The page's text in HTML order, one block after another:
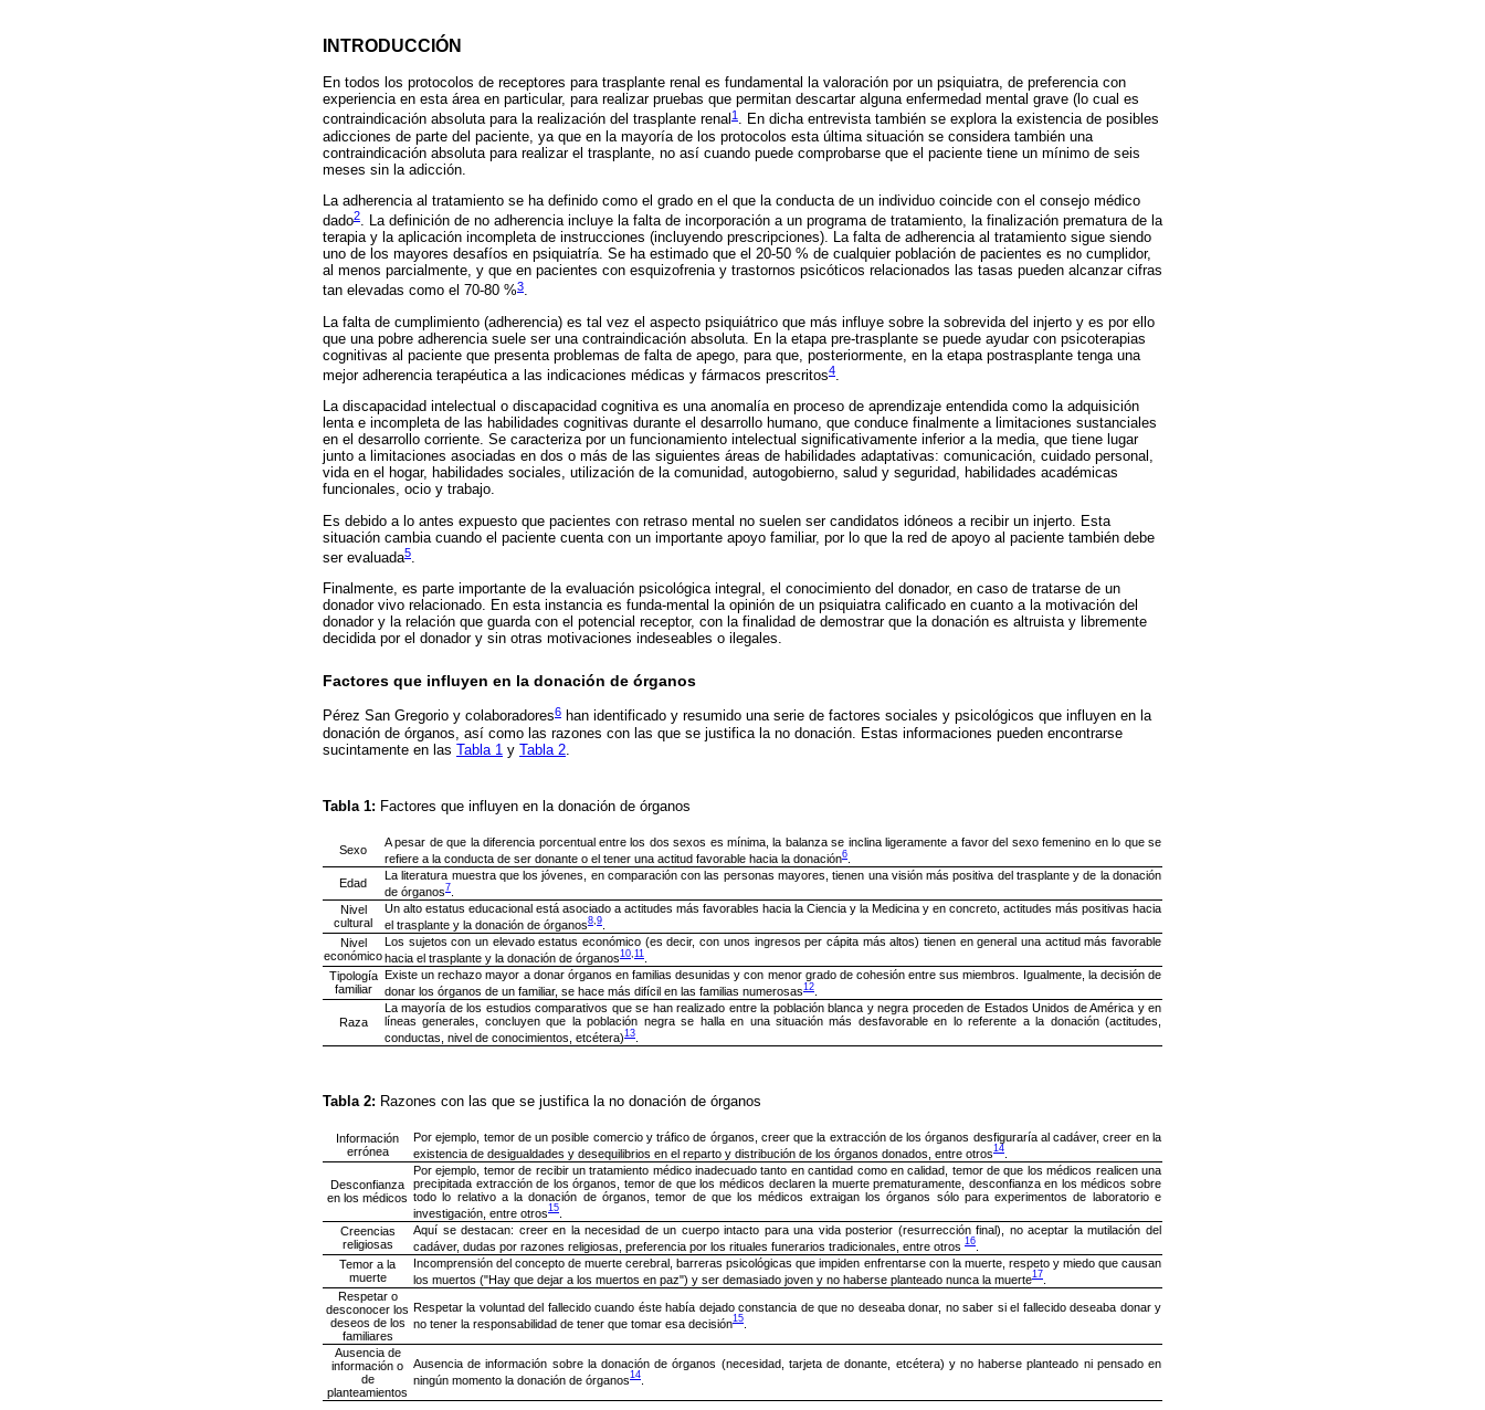
INTRODUCCIÓN
En todos los protocolos de receptores para trasplante renal es fundamental la valoración por un psiquiatra, de preferencia con
experiencia en esta área en particular, para realizar pruebas que permitan descartar alguna enfermedad mental grave (lo cual es
contraindicación absoluta para la realización del trasplante renal 1 . En dicha entrevista también se explora la existencia de posibles
adicciones de parte del paciente, ya que en la mayoría de los protocolos esta última situación se considera también una
contraindicación absoluta para realizar el trasplante, no así cuando puede comprobarse que el paciente tiene un mínimo de seis
meses sin la adicción.
La adherencia al tratamiento se ha definido como el grado en el que la conducta de un individuo coincide con el consejo médico
dado2. La definición de no adherencia incluye la falta de incorporación a un programa de tratamiento, la finalización prematura de la
terapia y la aplicación incompleta de instrucciones (incluyendo prescripciones). La falta de adherencia al tratamiento sigue siendo
uno de los mayores desafíos en psiquiatría. Se ha estimado que el 20-50 % de cualquier población de pacientes es no cumplidor,
al menos parcialmente, y que en pacientes con esquizofrenia y trastornos psicóticos relacionados las tasas pueden alcanzar cifras
tan elevadas como el 70-80 %3.
La falta de cumplimiento (adherencia) es tal vez el aspecto psiquiátrico que más influye sobre la sobrevida del injerto y es por ello
que una pobre adherencia suele ser una contraindicación absoluta. En la etapa pre-trasplante se puede ayudar con psicoterapias
cognitivas al paciente que presenta problemas de falta de apego, para que, posteriormente, en la etapa postrasplante tenga una
mejor adherencia terapéutica a las indicaciones médicas y fármacos prescritos4.
La discapacidad intelectual o discapacidad cognitiva es una anomalía en proceso de aprendizaje entendida como la adquisición
lenta e incompleta de las habilidades cognitivas durante el desarrollo humano, que conduce finalmente a limitaciones sustanciales
en el desarrollo corriente. Se caracteriza por un funcionamiento intelectual significativamente inferior a la media, que tiene lugar
junto a limitaciones asociadas en dos o más de las siguientes áreas de habilidades adaptativas: comunicación, cuidado personal,
vida en el hogar, habilidades sociales, utilización de la comunidad, autogobierno, salud y seguridad, habilidades académicas
funcionales, ocio y trabajo.
Es debido a lo antes expuesto que pacientes con retraso mental no suelen ser candidatos idóneos a recibir un injerto. Esta
situación cambia cuando el paciente cuenta con un importante apoyo familiar, por lo que la red de apoyo al paciente también debe
ser evaluada5
Finalmente, es parte importante de la evaluación psicológica integral, el conocimiento del donador, en caso de tratarse de un
donador vivo relacionado. En esta instancia es funda-mental la opinión de un psiquiatra calificado en cuanto a la motivación del
donador y la relación que guarda con el potencial receptor, con la finalidad de demostrar que la donación es altruista y libremente
decidida por el donador y sin otras motivaciones indeseables o ilegales.
Factores que influyen en la donación de órganos
Pérez San Gregorio y colaboradores6 han identificado y resumido una serie de factores sociales y psicológicos que influyen en la
donación de órganos, así como las razones con las que se justifica la no donación. Estas informaciones pueden encontrarse
sucintamente en las Tabla 1 y Tabla 2
Tabla 1: Factores que influyen en la donación de órganos
Sexo
A pesar de que la diferencia porcentual entre los dos sexos es mínima, la balanza se inclina ligeramente a favor del sexo femenino en lo que se
refiere a la conducta de ser donante o el tener una actitud favorable hacia la donación6
Edad
La literatura muestra que los jóvenes, en comparación con las personas mayores, tienen una visión más positiva del trasplante y de la donación
de órganos7
Nivel
cultural
Un alto estatus educacional está asociado a actitudes más favorables hacia la Ciencia y la Medicina y en concreto, actitudes más positivas hacia
el trasplante y la donación de órganos8,9
Nivel
económico
Los sujetos con un elevado estatus económico (es decir, con unos ingresos per cápita más altos) tienen en general una actitud más favorable
hacia el trasplante y la donación de órganos10,11
Tipología
familiar
Existe un rechazo mayor a donar órganos en familias desunidas y con menor grado de cohesión entre sus miembros. Igualmente, la decisión de
donar los órganos de un familiar, se hace más difícil en las familias numerosas12
Raza
La mayoría de los estudios comparativos que se han realizado entre la población blanca y negra proceden de Estados Unidos de América y en
líneas generales, concluyen que la población negra se halla en una situación más desfavorable en lo referente a la donación (actitudes,
conductas, nivel de conocimientos, etcétera)13
Tabla 2: Razones con las que se justifica la no donación de órganos
Información
errónea
Por ejemplo, temor de un posible comercio y tráfico de órganos, creer que la extracción de los órganos desfiguraría al cadáver, creer en la
existencia de desigualdades y desequilibrios en el reparto y distribución de los órganos donados, entre otros14
Desconfianza
en los médicos
Por ejemplo, temor de recibir un tratamiento médico inadecuado tanto en cantidad como en calidad, temor de que los médicos realicen una
precipitada extracción de los órganos, temor de que los médicos declaren la muerte prematuramente, desconfianza en los médicos sobre
todo lo relativo a la donación de órganos, temor de que los médicos extraigan los órganos sólo para experimentos de laboratorio e
investigación, entre otros15
Creencias
religiosas
Aquí se destacan: creer en la necesidad de un cuerpo intacto para una vida posterior (resurrección final), no aceptar la mutilación del
cadáver, dudas por razones religiosas, preferencia por los rituales funerarios tradicionales, entre otros 16
Temor a la
muerte
Incomprensión del concepto de muerte cerebral, barreras psicológicas que impiden enfrentarse con la muerte, respeto y miedo que causan
los muertos ("Hay que dejar a los muertos en paz") y ser demasiado joven y no haberse planteado nunca la muerte17
Respetar o
desconocer los
deseos de los
familiares
Respetar la voluntad del fallecido cuando éste había dejado constancia de que no deseaba donar, no saber si el fallecido deseaba donar y
no tener la responsabilidad de tener que tomar esa decisión15
Ausencia de
información o
de
planteamientos
Ausencia de información sobre la donación de órganos (necesidad, tarjeta de donante, etcétera) y no haberse planteado ni pensado en
ningún momento la donación de órganos14